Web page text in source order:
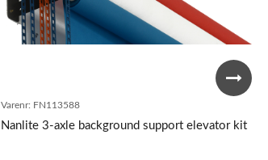
Varenr: FN113588
Nanlite 3-axle background support elevator kit